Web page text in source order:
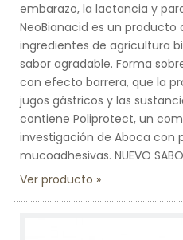
embarazo, la lactancia y
NeoBianacid es un producto
ingredientes de agricultura
sabor agradable. Forma
con efecto barrera, que la
jugos gástricos y las
contiene Poliprotect, un
investigación de Aboca con
mucoadhesivas. NUEVO
Ver producto